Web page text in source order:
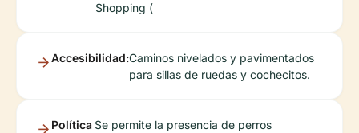
Shopping (
Accesibilidad:Caminos nivelados y pavimentados
para sillas de ruedas y cochecitos.
Política Se permite la presencia de perros